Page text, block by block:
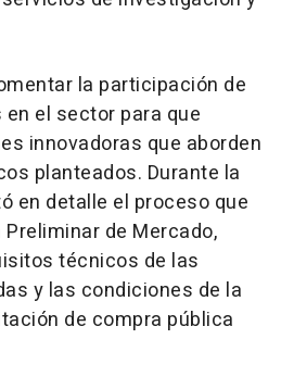
la participación de
el sector para que
innovadoras que aborden
planteados. Durante la
en detalle el proceso que
de Mercado,
técnicos de las
y las condiciones de la
de compra pública